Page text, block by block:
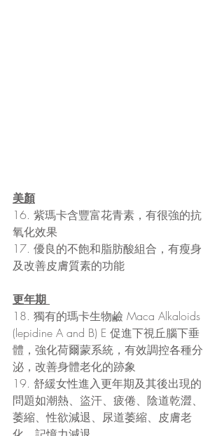
美顏
16. 紫瑪卡含豐富花青素，有很強的抗
氧化效果
17. 優良的不飽和脂肪酸組合，有瘦身
及改善皮膚質素的功能
更年期
18. 獨有的瑪卡生物鹼 Maca Alkaloids
(lepidine A and B) E 促進下視丘腦下垂
體，強化荷爾蒙系統，有效調控各種分
泌，改善身體老化的跡象
19. 舒緩女性進入更年期及其後出現的
問題如潮熱、盜汗、疲倦、陰道乾澀、
萎縮、性欲減退、尿道萎縮、皮膚老